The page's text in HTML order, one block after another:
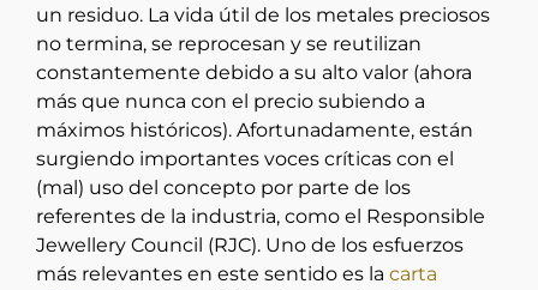
un residuo. La vida útil de los metales preciosos
no termina, se reprocesan y se reutilizan
constantemente debido a su alto valor (ahora
más que nunca con el precio subiendo a
máximos históricos). Afortunadamente, están
surgiendo importantes voces críticas con el
(mal) uso del concepto por parte de los
referentes de la industria, como el Responsible
Jewellery Council (RJC). Uno de los esfuerzos
más relevantes en este sentido es la carta